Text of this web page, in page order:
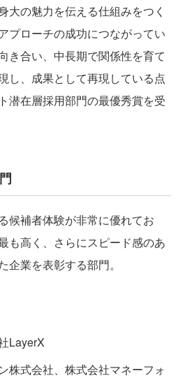
大の魅力を伝える仕組みをつく
プローチの成功につながってい
き合い、中長期で関係性を育て
し、成果として再現している点
潜在層採用部門の最優秀賞を受
候補者体験が非常に優れてお
も高く、さらにスピード感のあ
企業を表彰する部門。
LayerX
株式会社、株式会社マネーフォ